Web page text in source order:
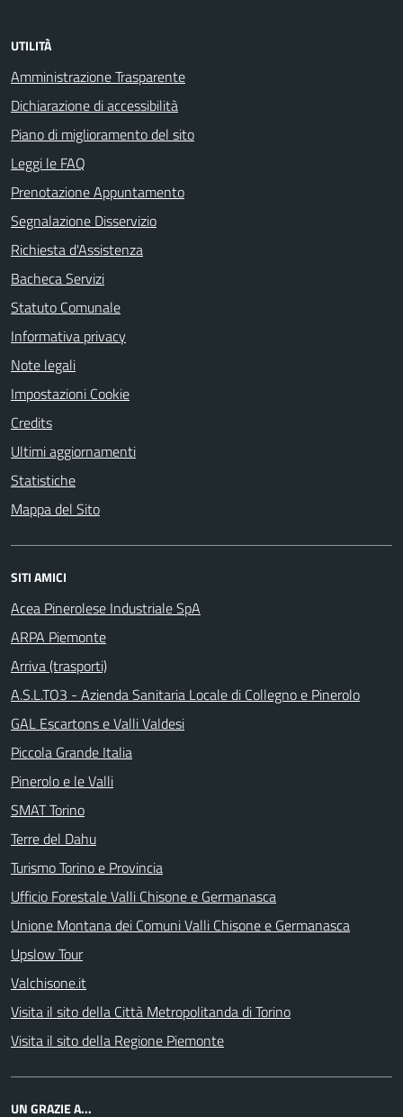
UTILITÀ
Amministrazione Trasparente
Dichiarazione di accessibilità
Piano di miglioramento del sito
Leggi le FAQ
Prenotazione Appuntamento
Segnalazione Disservizio
Richiesta d'Assistenza
Bacheca Servizi
Statuto Comunale
Informativa privacy
Note legali
Impostazioni Cookie
Credits
Ultimi aggiornamenti
Statistiche
Mappa del Sito
SITI AMICI
Acea Pinerolese Industriale SpA
ARPA Piemonte
Arriva (trasporti)
A.S.L.TO3 - Azienda Sanitaria Locale di Collegno e Pinerolo
GAL Escartons e Valli Valdesi
Piccola Grande Italia
Pinerolo e le Valli
SMAT Torino
Terre del Dahu
Turismo Torino e Provincia
Ufficio Forestale Valli Chisone e Germanasca
Unione Montana dei Comuni Valli Chisone e Germanasca
Upslow Tour
Valchisone.it
Visita il sito della Città Metropolitanda di Torino
Visita il sito della Regione Piemonte
UN GRAZIE A...